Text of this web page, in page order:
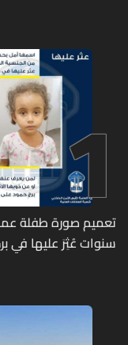
1
سنوات عُثِرَ عليها في